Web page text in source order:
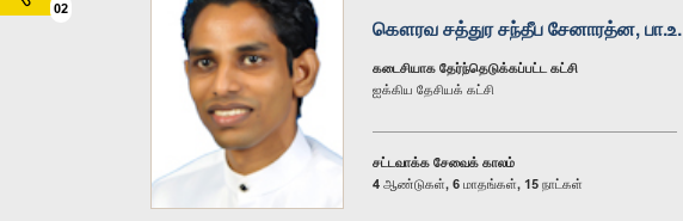
02
கௌரவ சத்துர சந்தீப சேனாரத்ன, பா.உ.
கடைசியாக தேர்ந்தெடுக்கப்பட்ட கட்சி
ஐக்கிய தேசியக் கட்சி
சட்டவாக்க சேவைக் காலம்
4 ஆண்டுகள், 6 மாதங்கள், 15 நாட்கள்